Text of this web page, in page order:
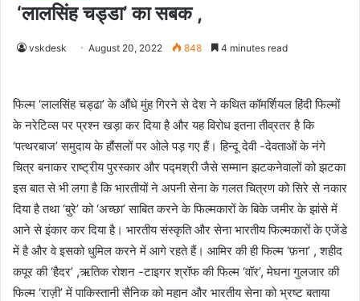
‘लालसिंह चड्डा’ का सबक ,
vskdesk August 20, 2022 848 4 minutes read
फिल्म ‘लालसिंह चड्ढा’ के औंधे मुंह गिरने से देश ने कथित कॉमर्शियल हिंदी फिल्मों
के नरेटिव्स पर प्रश्न खड़ा कर दिया है और यह विरोध इतना तीव्रतर है कि
‘पत्थरबाज’ समुदाय के हौंसलों पर ओले पड़ गए हैं। हिन्दू देवी -देवताओं के नंगे
चित्र बनाकर राष्ट्रीय पुरस्कार और पद्मश्री जैसे सम्मान झटकनेवालों को झटका
इस बात से भी लगा है कि भारतीयों ने अपनी सेना के गलत चित्रण को सिरे से नकार
दिया है तथा ‘बुरे’ को ‘अच्छा’ साबित करने के फिल्मकारों के बिके जमीर के झांसे में
आने से इंकार कर दिया है। भारतीय संस्कृति और सेना भारतीय फिल्मकारों के एजेंडे
में है और वे इसको धुमिल करने में आगे रहते हैं। आमिर की ही फिल्म ‘फ़ना’ , शहीद
कपूर की ‘हैदर’ ,ऋतिक रोशन -टाइगर श्रॉफ की फिल्म ‘वॉर’, मेघना गुलजार की
फिल्म ‘राज़ी’ में पाकिस्तानी सैनिक को महान और भारतीय सेना को भ्रष्ट बताया